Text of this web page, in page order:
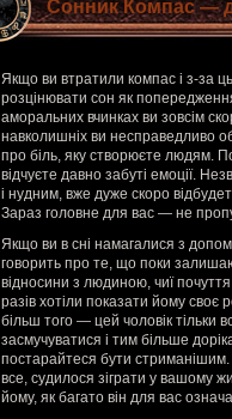
Сонник Компас —
Якщо ви втратили компас і з-за
розцінювати сон як
аморальних вчинках ви зовсім
навколишніх ви несправедливо
про біль, яку створюєте людям.
відчуєте давно забуті емоції.
і нудним, вже дуже скоро
Зараз головне для вас — не
Якщо ви в сні намагалися з
говорить про те, що поки
відносини з людиною, чиї
разів хотіли показати йому
більш того — цей чоловік тільки
засмучуватися і тим більше
постарайтеся бути
все, судилося зіграти у вашому
йому, як багато він для вас